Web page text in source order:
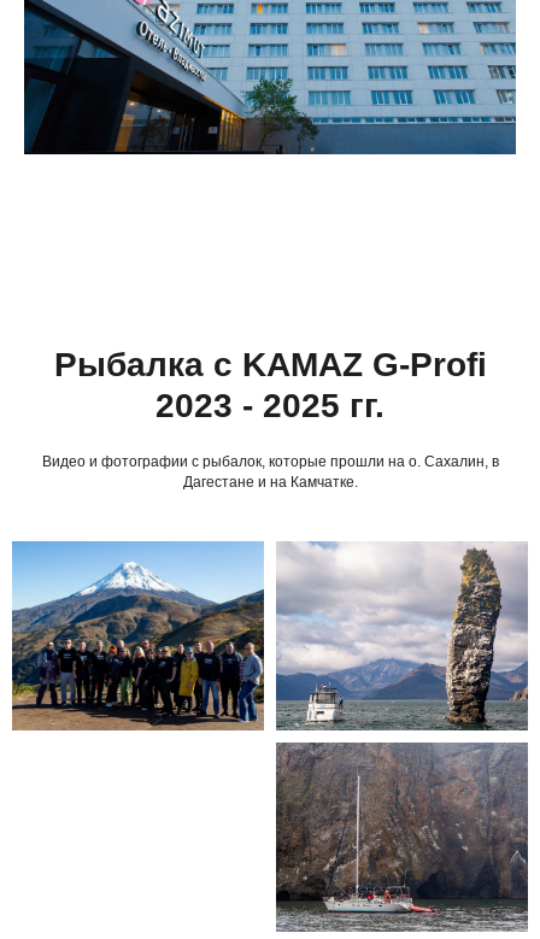
Рыбалка с KAMAZ G-Profi
2023 - 2025 гг.
Видео и фотографии с рыбалок, которые прошли на о. Сахалин, в
Дагестане и на Камчатке.